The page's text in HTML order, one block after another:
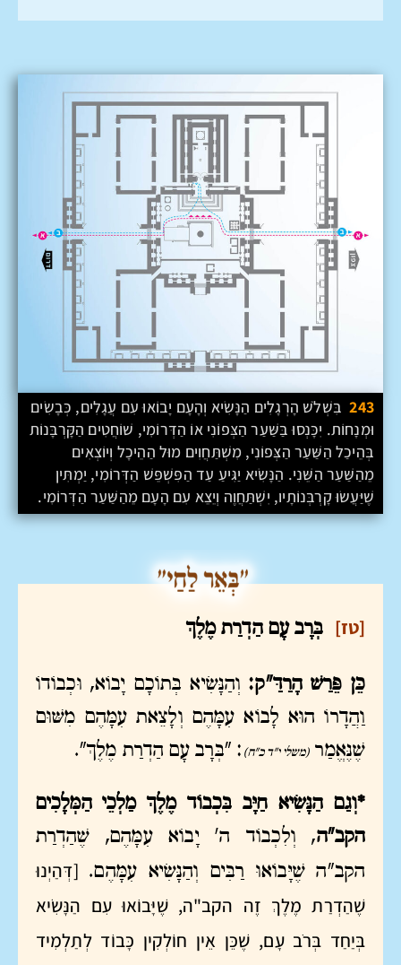
243בִּשְׁלֹשׁ הָרְגָלִים הַנָּשִׂיא וְהָעָם יָבוֹאוּ עִם עֲגָלִים, כְּבָשִׂים
וּמְנָחוֹת. יִכָּנְסוּ בַּשַּׁעַר הַצְּפוֹנִי אוֹ הַדְּרוֹמִי, שׁוֹחֲטִים הַקָּרְבָּנוֹת
בְּהֵיכַל הַשַּׁעַר הַצְּפוֹנִי, מִשְׁתַּחֲוִים מוּל הַהֵיכָל וְיוֹצְאִים
מֵהַשַּׁעַר הַשֵּׁנִי. הַנָּשִׂיא יַגִּיעַ עַד הַפִּשְׁפֵּשׁ הַדְּרוֹמִי, יַמְתִּין
שֶׁיַּעֲשׂוּ קָרְבְּנוֹתָיו, יִשְׁתַּחֲוֶה וְיֵצֵא עִם הָעָם מֵהַשַּׁעַר הַדְּרוֹמִי.
[טז] בְּרָב עָם הַדְרַת מֶלֶךְ
כֵּן פֵּרַשׁ הָרַדַּ"ק:וְהַנָּשִׂיא בְּתוֹכָם יָבוֹא, וּכְבוֹדוֹ
וַהֲדָרוֹ הוּא לָבוֹא עִמָּהֶם וְלָצֵאת עִמָּהֶם מִשּׁוּם
שֶׁנֶּאֱמַר (משלי י"ד כ"ח) : "בְּרָב עָם הַדְרַת מֶלֶךְ".
*וְגַם הַנָּשִׂיא חַיָּב בִּכְבוֹד מֶלֶךְ מַלְכֵי הַמְּלָכִים
הקב"ה, וְלִכְבוֹד ה' יָבוֹא עִמָּהֶם, שֶׁהַדְרַת
הקב"ה שֶׁיָּבוֹאוּ רַבִּים וְהַנָּשִׂיא עִמָּהֶם. [דְּהַיְנוּ
שֶׁהַדְרַת מֶלֶךְ זֶה הקב"ה, שֶׁיָּבוֹאוּ עִם הַנָּשִׂיא
בְּיַחַד בְּרֹב עָם, שֶׁכֵּן אֵין חוֹלְקִין כָּבוֹד לְתַלְמִיד